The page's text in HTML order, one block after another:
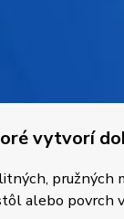
vytvorí
alebo povrch